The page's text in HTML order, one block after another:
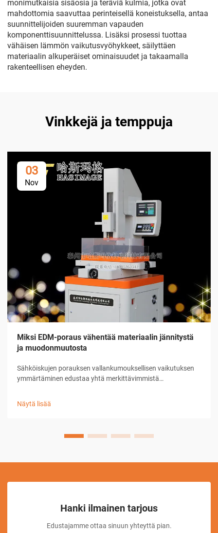
monimutkaisia sisäosia ja teräviä kulmia, jotka ovat
mahdottomia saavuttaa perinteisellä koneistuksella, antaa
suunnittelijoiden suuremman vapauden
komponenttisuunnittelussa. Lisäksi prosessi tuottaa
vähäisen lämmön vaikutusvyöhykkeet, säilyttäen
materiaalin alkuperäiset ominaisuudet ja takaamalla
rakenteellisen eheyden.
Vinkkejä ja temppuja
03
Nov
Miksi EDM-poraus vähentää materiaalin jännitystä
ja muodonmuutosta
Sähköiskujen porauksen vallankumouksellisen vaikutuksen
ymmärtäminen edustaa yhtä merkittävimmistä
teollisuudet suhtautuvat esimerkiksi ennen ...
Näytä lisää
Hanki ilmainen tarjous
Edustajamme ottaa sinuun yhteyttä pian.